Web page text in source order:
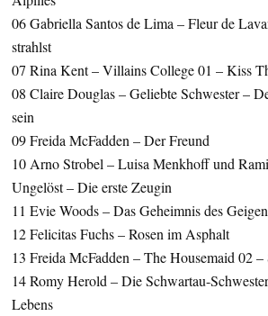
06 Gabriella Santos de Lima – Fleur de
strahlst
07 Rina Kent – Villains College 01 – Kiss
08 Claire Douglas – Geliebte Schwester –
sein
09 Freida McFadden – Der Freund
10 Arno Strobel – Luisa Menkhoff und
Ungelöst – Die erste Zeugin
11 Evie Woods – Das Geheimnis des
12 Felicitas Fuchs – Rosen im Asphalt
13 Freida McFadden – The Housemaid 02
14 Romy Herold – Die Schwartau-
Lebens